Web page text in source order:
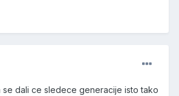
se dali ce sledece generacije isto tako